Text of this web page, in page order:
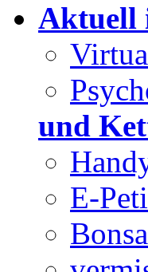
Aktuell
und
E-